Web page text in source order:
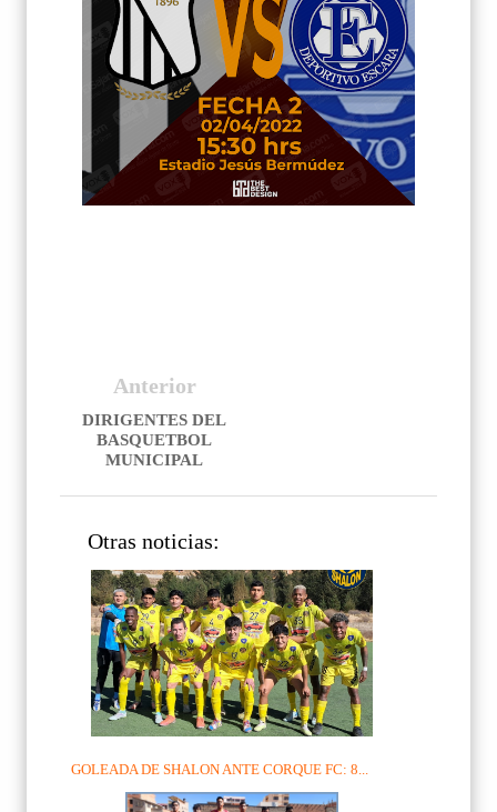
Anterior
DIRIGENTES DEL
BASQUETBOL
MUNICIPAL
Otras noticias:
GOLEADA DE SHALON ANTE CORQUE FC: 8...